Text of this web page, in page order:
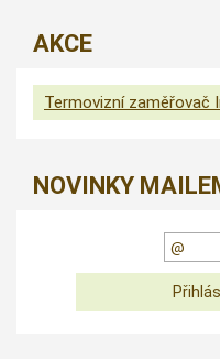
AKCE
Termovizní zaměřovač
NOVINKY